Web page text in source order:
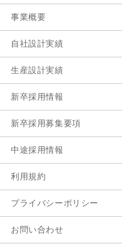
事業概要
自社設計実績
生産設計実績
新卒採用情報
新卒採用募集要項
中途採用情報
利用規約
プライバシーポリシー
お問い合わせ